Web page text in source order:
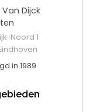
Dijck
Noord 1
in 1989